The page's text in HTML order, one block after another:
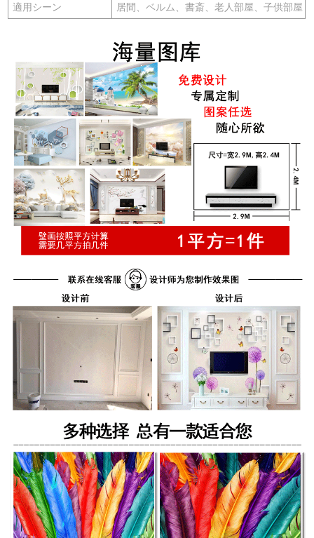
適用シーン 居間、ベルム、書斎、老人部屋、子供部屋